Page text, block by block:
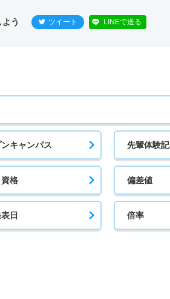
う ツイート LINEで送る
キャンパス 先輩体験記
格 偏差値
日 倍率